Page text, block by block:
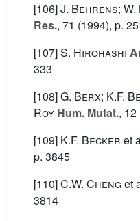
[106]J. Behrens;
Res., 71 (1994), p.
[107]S. Hirohashi
333
[108]G. Berx; K.F.
Roy Hum. Mutat., 12
[109] K.F. Becker et
p. 3845
[110]C.W. Cheng et
3814